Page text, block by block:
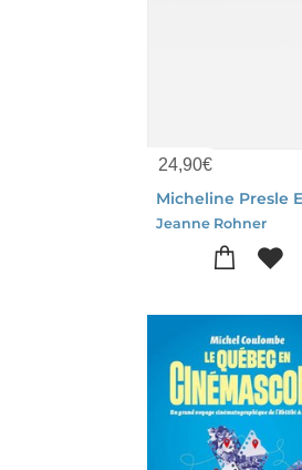
24,90€
Jeanne Rohner